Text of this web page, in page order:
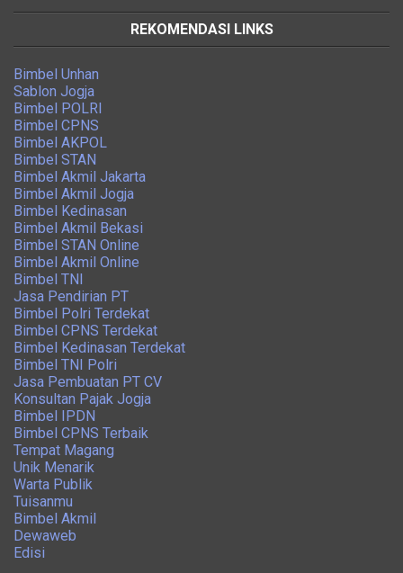
REKOMENDASI LINKS
Bimbel Unhan
Sablon Jogja
Bimbel POLRI
Bimbel CPNS
Bimbel AKPOL
Bimbel STAN
Bimbel Akmil Jakarta
Bimbel Akmil Jogja
Bimbel Kedinasan
Bimbel Akmil Bekasi
Bimbel STAN Online
Bimbel Akmil Online
Bimbel TNI
Jasa Pendirian PT
Bimbel Polri Terdekat
Bimbel CPNS Terdekat
Bimbel Kedinasan Terdekat
Bimbel TNI Polri
Jasa Pembuatan PT CV
Konsultan Pajak Jogja
Bimbel IPDN
Bimbel CPNS Terbaik
Tempat Magang
Unik Menarik
Warta Publik
Tuisanmu
Bimbel Akmil
Dewaweb
Edisi